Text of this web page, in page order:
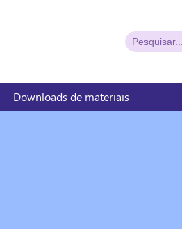
Downloads de materiais